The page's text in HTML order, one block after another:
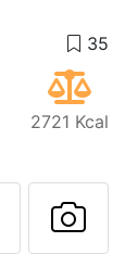
2721 Kcal
la